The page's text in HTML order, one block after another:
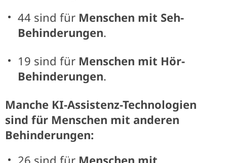
44 sind für Menschen mit Seh-
Behinderungen.
19 sind für Menschen mit Hör-
Behinderungen.
Manche KI-Assistenz-Technologien
sind für Menschen mit anderen
Behinderungen:
26 sind für Menschen mit